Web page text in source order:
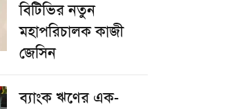
বিটিভির নতুন
মহাপরিচালক কাজী
জেসিন
ব্যাংক ঋণের এক-